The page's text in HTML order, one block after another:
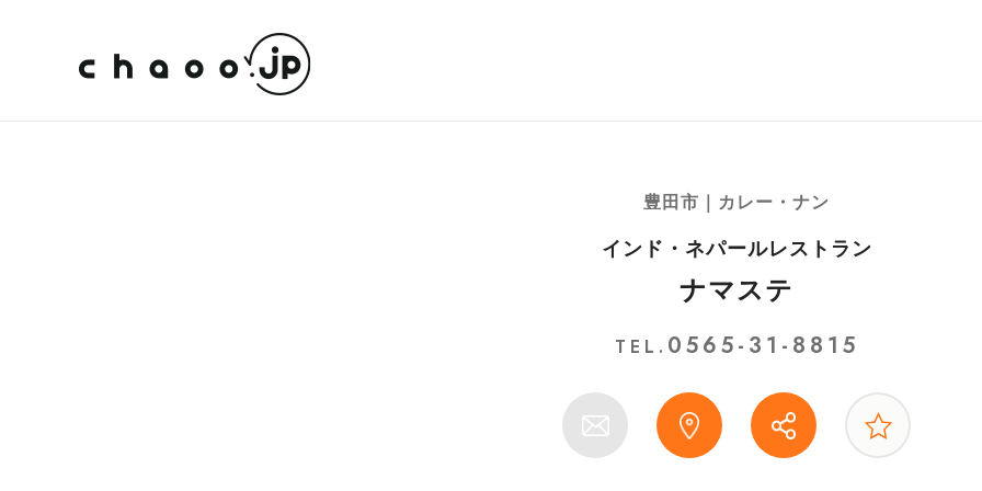
豊田市｜カレー・ナン
インド・ネパールレストラン
ナマステ
TEL. 0565-31-8815